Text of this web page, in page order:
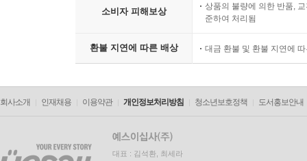
소비자 피해보상
상품의 불량에 의한 반품,
준하여 처리됨
환불 지연에 따른 배상 대금 환불 및 환불 지연에
회사소개 인재채용 이용약관 개인정보처리방침 청소년보호정책 도서홍보안내
대표 : 김석환, 최세라